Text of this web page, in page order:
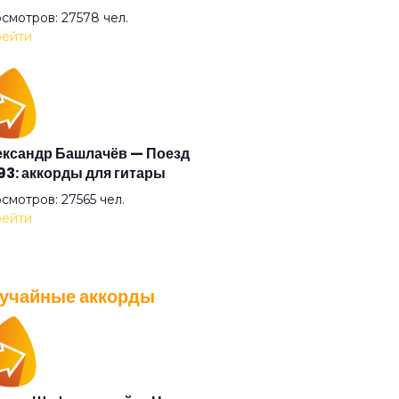
мир
истории
время стихов
умирать
27578 чел.
Башлачёв — Поезд
аккорды для гитары
27565 чел.
— Плохо танцевать: аккорды
26040 чел.
аккорды